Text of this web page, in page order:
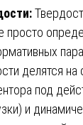
просто
делятся на
под
и